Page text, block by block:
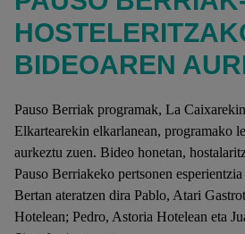
BIDEOAREN
Pauso Berriak programak, La
Elkartearekin elkarlanean, programako
aurkeztu zuen. Bideo honetan,
Pauso Berriakeko pertsonen
Bertan ateratzen dira Pablo, Atari
Hotelean; Pedro, Astoria Hotelean eta